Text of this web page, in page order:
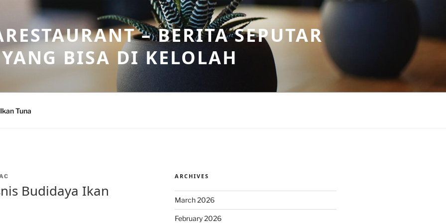
– BERITA SEPUTAR
BISA DI KELOLAH
Ikan Tuna
Budidaya Ikan
ARCHIVES
March 2026
February 2026